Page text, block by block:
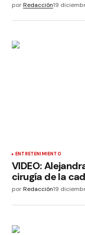
porRedacción19
ENTRETENIMIENTO
VIDEO:
cirugía de la
porRedacción19